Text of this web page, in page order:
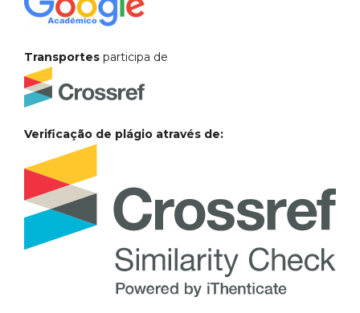
Transportes participa de
Verificação de plágio através de: